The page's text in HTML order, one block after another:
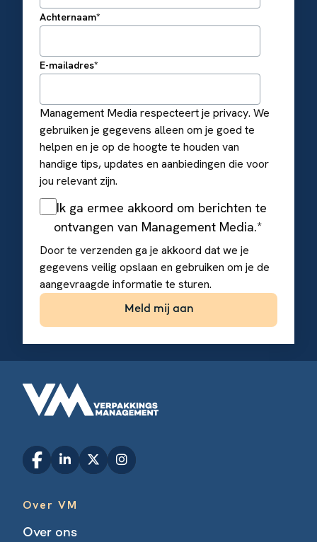
Achternaam*
E-mailadres*
Management Media respecteert je privacy. We
gebruiken je gegevens alleen om je goed te
helpen en je op de hoogte te houden van
handige tips, updates en aanbiedingen die voor
jou relevant zijn.
Ik ga ermee akkoord om berichten te
ontvangen van Management Media.*
Door te verzenden ga je akkoord dat we je
gegevens veilig opslaan en gebruiken om je de
aangevraagde informatie te sturen.
Over VM
Over ons